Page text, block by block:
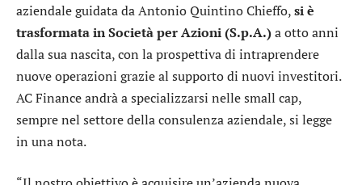
aziendale guidata da Antonio Quintino Chieffo,si è
trasformata in Società per Azioni (S.p.A.)a otto anni
dalla sua nascita, con la prospettiva di intraprendere
nuove operazioni grazie al supporto di nuovi investitori.
AC Finance andrà a specializzarsi nelle small cap,
sempre nel settore della consulenza aziendale, si legge
in una nota.